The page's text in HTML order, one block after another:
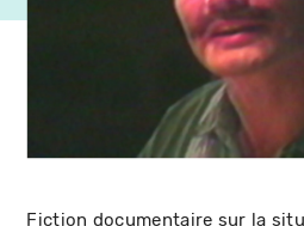
Fiction documentaire sur la